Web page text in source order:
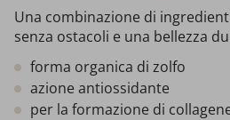
Una combinazione di
senza ostacoli e una bellezza
forma organica di zolfo
azione antiossidante
per la formazione di